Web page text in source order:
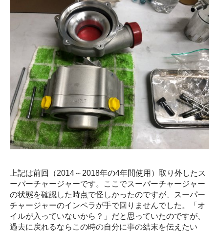
上記は前回（2014～2018年の4年間使用）取り外したス
ーパーチャージャーです。ここでスーパーチャージャー
の状態を確認した時点で怪しかったのですが、スーパー
チャージャーのインペラが手で回りませんでした。「オ
イルが入っていないから？」だと思っていたのですが、
過去に戻れるならこの時の自分に事の結末を伝えたい